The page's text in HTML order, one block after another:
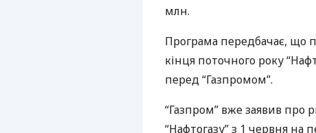
млн.
Програма передбачає, що
кінця поточного року
перед “Газпромом”.
“Газпром” вже заявив про
“Нафтогазу” з 1 червня на